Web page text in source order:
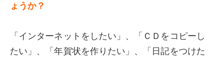
ょうか？
「インターネットをしたい」、「ＣＤをコピーし
たい」、「年賀状を作りたい」、「日記をつけた